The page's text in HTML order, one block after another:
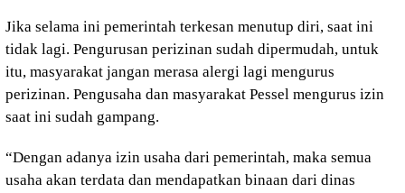
Jika selama ini pemerintah terkesan menutup diri, saat ini
tidak lagi. Pengurusan perizinan sudah dipermudah, untuk
itu, masyarakat jangan merasa alergi lagi mengurus
perizinan. Pengusaha dan masyarakat Pessel mengurus izin
saat ini sudah gampang.
“Dengan adanya izin usaha dari pemerintah, maka semua
usaha akan terdata dan mendapatkan binaan dari dinas